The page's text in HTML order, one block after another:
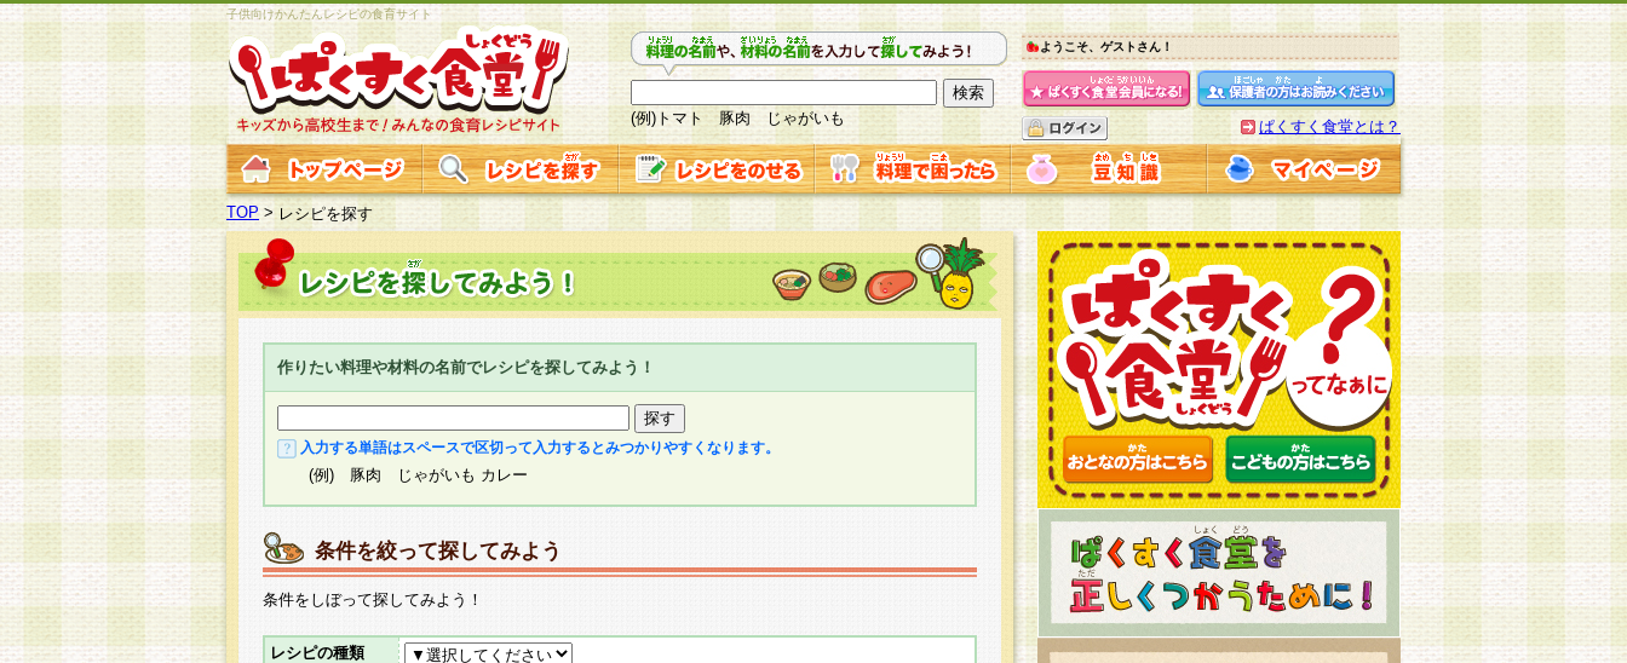
子供向けかんたんレシピの食育サイト
(例)トマト 豚肉 じゃがいも
ようこそ、ゲストさん！
ぱくすく食堂とは？
TOP >レシピを探す
作りたい料理や材料の名前でレシピを探してみよう！
入力する単語はスペースで区切って入力するとみつかりやすくなります。
(例) 豚肉 じゃがいも カレー
条件を絞って探してみよう
条件をしぼって探してみよう！
レシピの種類